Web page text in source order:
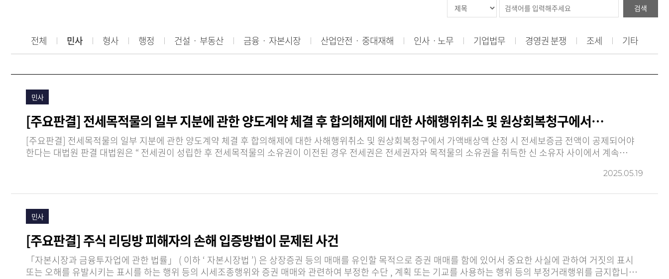
검색
전체 민사 형사 행정 건설ㆍ 부동산 금융ㆍ 자본시장 산업안전ㆍ 중대재해 인사ㆍ노무 기업법무 경영권 분쟁 조세 기타
민사
[주요판결] 전세목적물의 일부 지분에 관한 양도계약 체결 후 합의해제에 대한 사해행위취소 및 원상회복청구에서…
[주요판결] 전세목적물의 일부 지분에 관한 양도계약 체결 후 합의해제에 대한 사해행위취소 및 원상회복청구에서 가액배상액 산정 시 전세보증금 전액이 공제되어야
한다는 대법원 판결 대법원은 “ 전세권이 성립한 후 전세목적물의 소유권이 이전된 경우 전세권은 전세권자와 목적물의 소유권을 취득한 신 소유자 사이에서 계속
2025.05.19
민사
[주요판결] 주식 리딩방 피해자의 손해 입증방법이 문제된 사건
「자본시장과 금융투자업에 관한 법률」 ( 이하 ‘ 자본시장법 ’) 은 상장증권 등의 매매를 유인할 목적으로 증권 매매를 함에 있어서 중요한 사실에 관하여 거짓의 표시
또는 오해를 유발시키는 표시를 하는 행위 등의 시세조종행위와 증권 매매와 관련하여 부정한 수단 , 계획 또는 기교를 사용하는 행위 등의 부정거래행위를 금지합니다 .